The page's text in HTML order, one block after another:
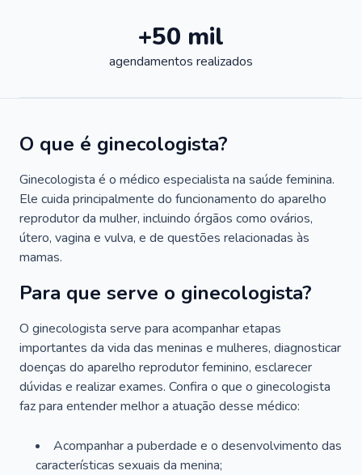
+50 mil
agendamentos realizados
O que é ginecologista?
Ginecologista é o médico especialista na saúde feminina.
Ele cuida principalmente do funcionamento do aparelho
reprodutor da mulher, incluindo órgãos como ovários,
útero, vagina e vulva, e de questões relacionadas às
mamas.
Para que serve o ginecologista?
O ginecologista serve para acompanhar etapas
importantes da vida das meninas e mulheres, diagnosticar
doenças do aparelho reprodutor feminino, esclarecer
dúvidas e realizar exames. Confira o que o ginecologista
faz para entender melhor a atuação desse médico:
Acompanhar a puberdade e o desenvolvimento das
características sexuais da menina;